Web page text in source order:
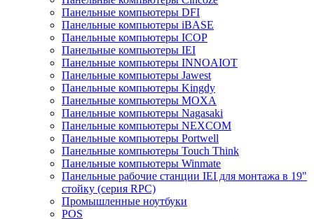
Панельные компьютеры DFI
Панельные компьютеры iBASE
Панельные компьютеры ICOP
Панельные компьютеры IEI
Панельные компьютеры INNOAIOT
Панельные компьютеры Jawest
Панельные компьютеры Kingdy
Панельные компьютеры MOXA
Панельные компьютеры Nagasaki
Панельные компьютеры NEXCOM
Панельные компьютеры Portwell
Панельные компьютеры Touch Think
Панельные компьютеры Winmate
Панельные рабочие станции IEI для монтажа в 19"
стойку (серия RPC)
Промышленные ноутбуки
POS